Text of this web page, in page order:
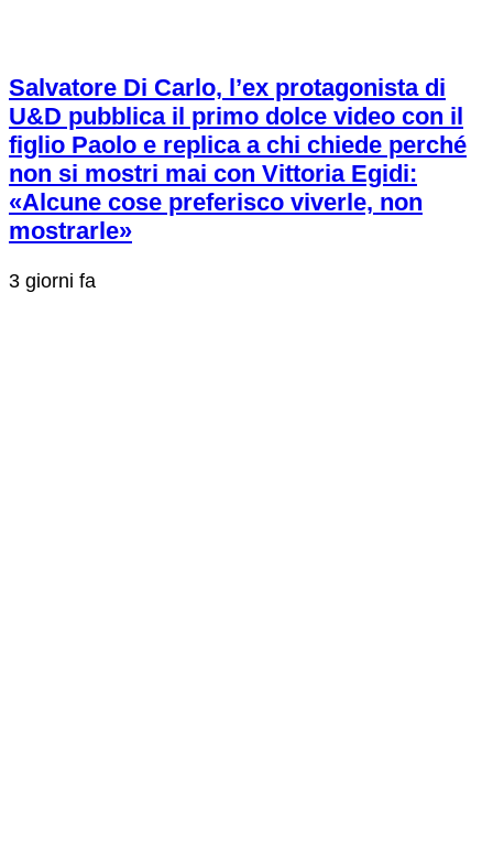
Salvatore Di Carlo, l’ex protagonista di
U&D pubblica il primo dolce video con il
figlio Paolo e replica a chi chiede perché
non si mostri mai con Vittoria Egidi:
«Alcune cose preferisco viverle, non
mostrarle»
3 giorni fa